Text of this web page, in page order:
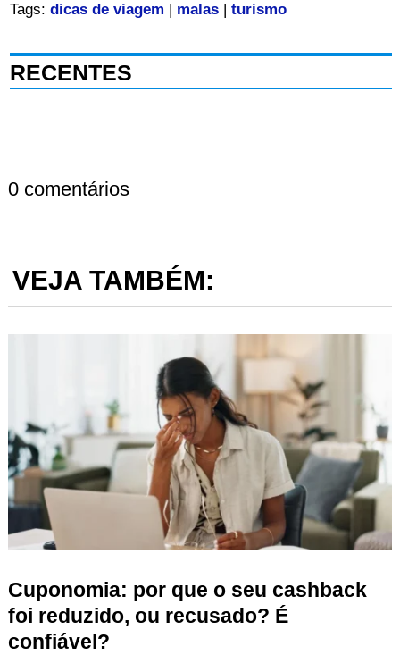
Tags: dicas de viagem | malas| turismo
RECENTES
0 comentários
VEJA TAMBÉM:
Cuponomia: por que o seu cashback
foi reduzido, ou recusado? É
confiável?